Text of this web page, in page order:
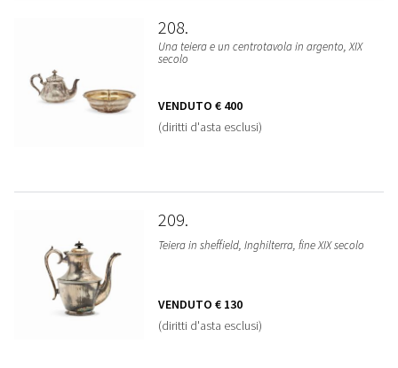
208
Una teiera e un centrotavola in argento, XIX
secolo
VENDUTO € 400
(diritti d'asta esclusi)
209
Teiera in sheffield, Inghilterra, fine XIX secolo
VENDUTO € 130
(diritti d'asta esclusi)